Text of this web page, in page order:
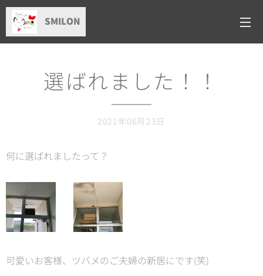
SMILON
選ばれました！！
2021年06月23日
何に選ばれましたって？
可愛いお客様、ツバメのご夫婦の新居にです(笑)